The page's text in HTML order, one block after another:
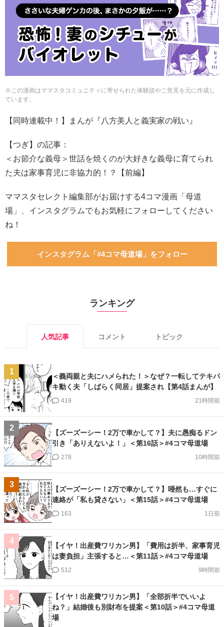
※この漫画はママスタコミュニティに寄せられた体験談やご意見を元に作成し
ています。
【同時連載中！】まんが『八方美人と義実家の戦い』
【つぎ】の記事：
＜お節介な義母＞世話を焼くのが大好きな義母に育てられ
た夫は家事育児に非協力的！？【前編】
ママスタセレクト編集部がお届けする4コマ漫画「母道
場」、インスタグラムでもお気軽にフォローしてください
ね！
インスタグラム「#4コマ母道場」をフォロー
ランキング
人気記事 コメント トピック
1
＜義両親と夫にハメられた！＞なぜ？一転してテキパ
キ動く夫「しばらく同居」提案され【第4話まんが】
21時間前
419
2
【ズーズーシー！2万で車かして？】夫に愚痴るドン
引き「ありえないよ！」＜第16話＞#4コマ母道場
10時間前
278
3
【ズーズーシー！2万で車かして？】唖然も…すぐに
連絡が「私も貸さない」＜第15話＞#4コマ母道場
1日前
163
4
【イヤ！出産費ワリカン男】「費用は折半、家事育児
は妻負担」主張すると…＜第11話＞#4コマ母道場
9時間前
512
5
【イヤ！出産費ワリカン男】「全部折半でいいよ
ね？」結婚後も別財布を提案＜第10話＞#4コマ母道
場